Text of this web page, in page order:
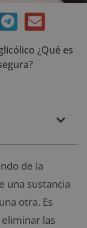
¿Qué es
de la
una sustancia
otra. Es
las